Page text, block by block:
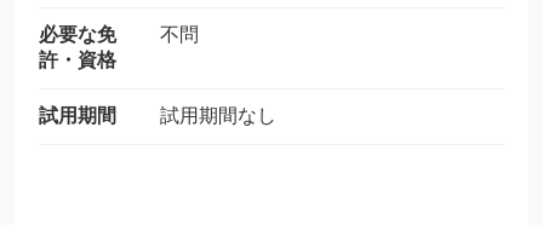
必要な免
許・資格
不問
試用期間 試用期間なし